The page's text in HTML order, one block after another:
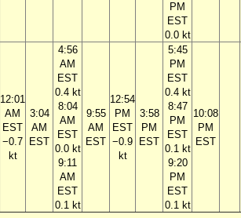
PM
EST
0.0 kt
12:01
AM
EST
−0.7
kt
3:04
AM
EST
4:56
AM
EST
0.4 kt
8:04
AM
EST
0.0 kt
9:11
AM
EST
0.1 kt
9:55
AM
EST
12:54
PM
EST
−0.9
kt
3:58
PM
EST
5:45
PM
EST
0.4 kt
8:47
PM
EST
0.1 kt
9:20
PM
EST
0.1 kt
10:08
PM
EST